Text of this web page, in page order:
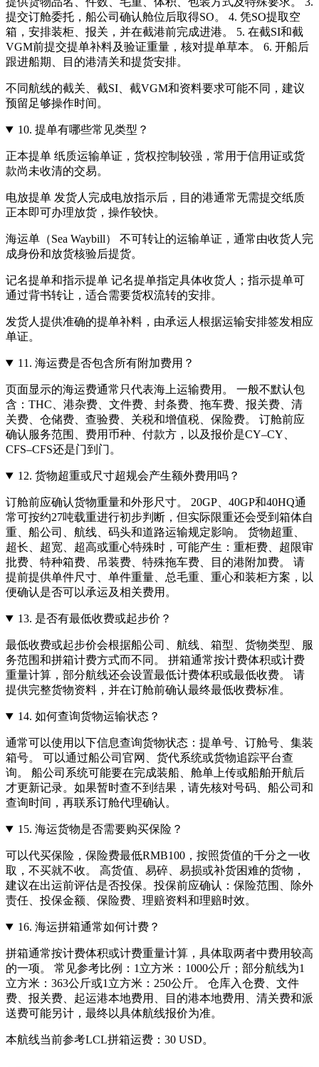
提交订舱委托，船公司确认舱位后取得SO。 4. 凭SO提取空
箱，安排装柜、报关，并在截港前完成进港。 5. 在截SI和截
VGM前提交提单补料及验证重量，核对提单草本。 6. 开船后
跟进船期、目的港清关和提货安排。
不同航线的截关、截SI、截VGM和资料要求可能不同，建议
预留足够操作时间。
10. 提单有哪些常见类型？
正本提单 纸质运输单证，货权控制较强，常用于信用证或货
款尚未收清的交易。
电放提单 发货人完成电放指示后，目的港通常无需提交纸质
正本即可办理放货，操作较快。
海运单（Sea Waybill） 不可转让的运输单证，通常由收货人完
成身份和放货核验后提货。
记名提单和指示提单 记名提单指定具体收货人；指示提单可
通过背书转让，适合需要货权流转的安排。
发货人提供准确的提单补料，由承运人根据运输安排签发相应
单证。
11. 海运费是否包含所有附加费用？
页面显示的海运费通常只代表海上运输费用。 一般不默认包
含：THC、港杂费、文件费、封条费、拖车费、报关费、清
关费、仓储费、查验费、关税和增值税、保险费。 订舱前应
确认服务范围、费用币种、付款方，以及报价是CY–CY、
CFS–CFS还是门到门。
12. 货物超重或尺寸超规会产生额外费用吗？
订舱前应确认货物重量和外形尺寸。 20GP、40GP和40HQ通
常可按约27吨载重进行初步判断，但实际限重还会受到箱体自
重、船公司、航线、码头和道路运输规定影响。 货物超重、
超长、超宽、超高或重心特殊时，可能产生：重柜费、超限审
批费、特种箱费、吊装费、特殊拖车费、目的港附加费。 请
提前提供单件尺寸、单件重量、总毛重、重心和装柜方案，以
便确认是否可以承运及相关费用。
13. 是否有最低收费或起步价？
最低收费或起步价会根据船公司、航线、箱型、货物类型、服
务范围和拼箱计费方式而不同。 拼箱通常按计费体积或计费
重量计算，部分航线还会设置最低计费体积或最低收费。 请
提供完整货物资料，并在订舱前确认最终最低收费标准。
14. 如何查询货物运输状态？
通常可以使用以下信息查询货物状态：提单号、订舱号、集装
箱号。 可以通过船公司官网、货代系统或货物追踪平台查
询。 船公司系统可能要在完成装船、舱单上传或船舶开航后
才更新记录。如果暂时查不到结果，请先核对号码、船公司和
查询时间，再联系订舱代理确认。
15. 海运货物是否需要购买保险？
可以代买保险，保险费最低RMB100，按照货值的千分之一收
取，不买就不收。 高货值、易碎、易损或补货困难的货物，
建议在出运前评估是否投保。投保前应确认：保险范围、除外
责任、投保金额、保险费、理赔资料和理赔时效。
16. 海运拼箱通常如何计费？
拼箱通常按计费体积或计费重量计算，具体取两者中费用较高
的一项。 常见参考比例：1立方米：1000公斤；部分航线为1
立方米：363公斤或1立方米：250公斤。 仓库入仓费、文件
费、报关费、起运港本地费用、目的港本地费用、清关费和派
送费可能另计，最终以具体航线报价为准。
本航线当前参考LCL拼箱运费：30 USD。